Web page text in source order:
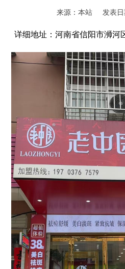
来源：本站 发表日
详细地址：河南省信阳市浉河